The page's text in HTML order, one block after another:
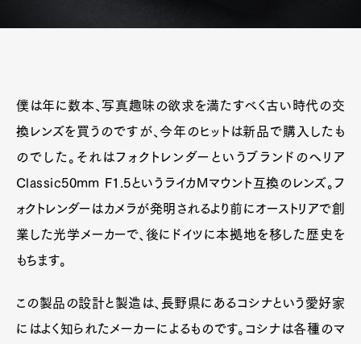
僕は年に数本、写真趣味の欲求を満たすべく古い時代の交
換レンズを買うのですが、今年のヒットは新品で購入したも
のでした。それはフォクトレンダーというブランドのヘリア
Classic50mm F1.5というライカMマウント互換のレンズ。フ
ォクトレンダーはカメラが発明されるより前にオーストリアで創
業した光学メーカーで、後にドイツに本拠地を移した歴史を
もちます。
この製品の設計と製造は、長野県にあるコシナという愛好家
にはよく知られたメーカーによるものです。コシナは各種のマ